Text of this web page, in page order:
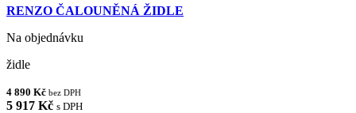
RENZO ČALOUNĚNÁ ŽIDLE
Na objednávku
židle
4 890 Kč bez DPH
5 917 Kč s DPH